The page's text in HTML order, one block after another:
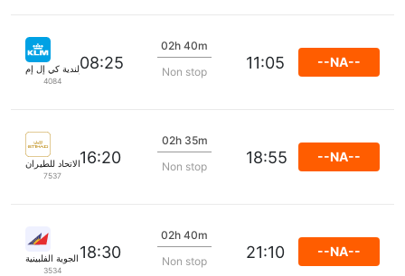
الملكية الهولندية كي إل إم
4084
08:25
02h 40m
Non stop
11:05 --NA--
الاتحاد للطيران
7537
16:20
02h 35m
Non stop
18:55 --NA--
الخطوط الجوية الفلبينية
3534
18:30
02h 40m
Non stop
21:10 --NA--